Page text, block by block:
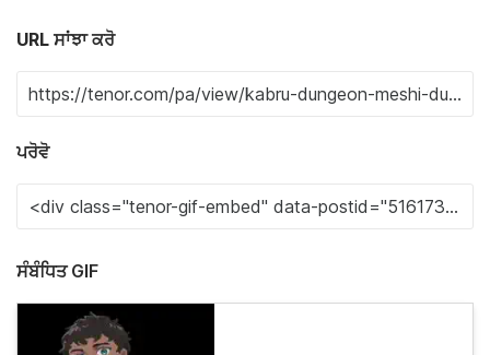
URL ਸਾਂਝਾ ਕਰੋ
ਪਰੋਵੋ
ਸੰਬੰਧਿਤ GIF